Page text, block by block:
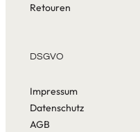
Retouren
DSGVO
Impressum
Datenschutz
AGB